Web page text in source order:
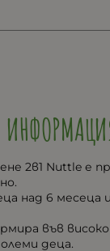
2в1 Nuttle е
над 6 месеца
във
деца.